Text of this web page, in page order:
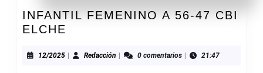
INFANTIL FEMENINO A 56-47 CBI
ELCHE
A
12/202512/2025
| Redacción Redacción
| 0 comentarios | 21:47